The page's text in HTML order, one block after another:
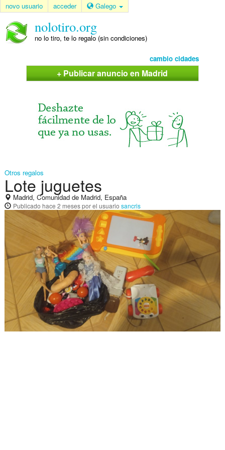
novo usuario acceder Galego
nolotiro.org
no lo tiro, te lo regalo (sin condiciones)
cambio cidades
+ Publicar anuncio en Madrid
Otros regalos
Lote juguetes
Madrid, Comunidad de Madrid, España
Publicado hace 2 mesespor el usuario sancris